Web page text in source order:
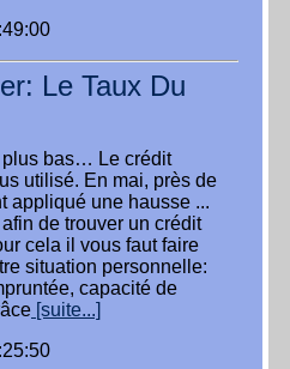
Le Taux Du
plus bas… Le crédit
utilisé. En mai, près de
appliqué une hausse ...
de trouver un crédit
cela il vous faut faire
situation personnelle:
capacité de
[suite...]